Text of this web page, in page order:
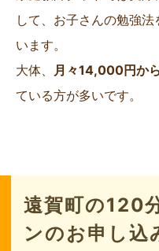
して、お子さんの勉強
います。
大体、 月々14,000円か
ている方が多いです。
遠賀町の120
ンのお申し込